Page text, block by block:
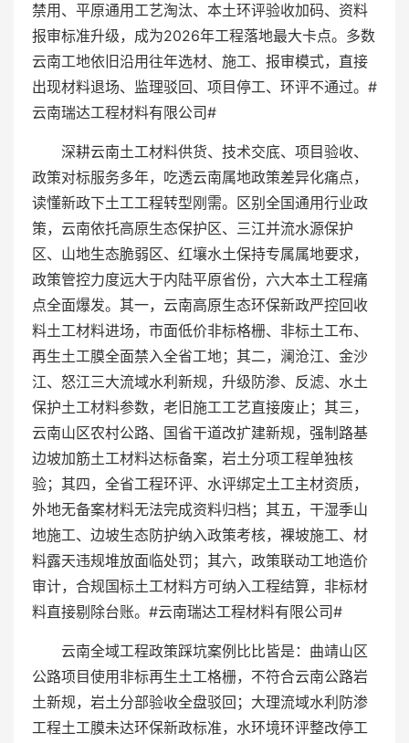
禁用、平原通用工艺淘汰、本土环评验收加码、资料
报审标准升级，成为2026年工程落地最大卡点。多数
云南工地依旧沿用往年选材、施工、报审模式，直接
出现材料退场、监理驳回、项目停工、环评不通过。#
云南瑞达工程材料有限公司#
深耕云南土工材料供货、技术交底、项目验收、
政策对标服务多年，吃透云南属地政策差异化痛点，
读懂新政下土工工程转型刚需。区别全国通用行业政
策，云南依托高原生态保护区、三江并流水源保护
区、山地生态脆弱区、红壤水土保持专属属地要求，
政策管控力度远大于内陆平原省份，六大本土工程痛
点全面爆发。其一，云南高原生态环保新政严控回收
料土工材料进场，市面低价非标格栅、非标土工布、
再生土工膜全面禁入全省工地；其二，澜沧江、金沙
江、怒江三大流域水利新规，升级防渗、反滤、水土
保护土工材料参数，老旧施工工艺直接废止；其三，
云南山区农村公路、国省干道改扩建新规，强制路基
边坡加筋土工材料达标备案，岩土分项工程单独核
验；其四，全省工程环评、水评绑定土工主材资质，
外地无备案材料无法完成资料归档；其五，干湿季山
地施工、边坡生态防护纳入政策考核，裸坡施工、材
料露天违规堆放面临处罚；其六，政策联动工地造价
审计，合规国标土工材料方可纳入工程结算，非标材
料直接剔除台账。#云南瑞达工程材料有限公司#
云南全域工程政策踩坑案例比比皆是：曲靖山区
公路项目使用非标再生土工格栅，不符合云南公路岩
土新规，岩土分部验收全盘驳回；大理流域水利防渗
工程土工膜未达环保新政标准，水环境环评整改停工